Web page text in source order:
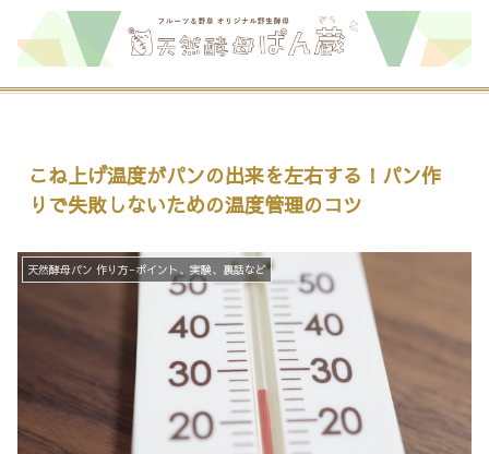
こね上げ温度がパンの出来を左右する！パン作
りで失敗しないための温度管理のコツ
天然酵母パン 作り方−ポイント、実験、裏話など